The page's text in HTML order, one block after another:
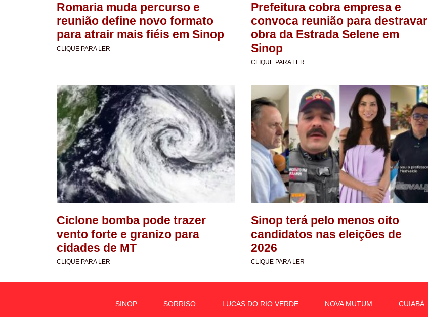
Romaria muda percurso e
reunião define novo formato
para atrair mais fiéis em Sinop
CLIQUE PARA LER
Prefeitura cobra empresa e
convoca reunião para destravar
obra da Estrada Selene em
Sinop
CLIQUE PARA LER
Ciclone bomba pode trazer
vento forte e granizo para
cidades de MT
CLIQUE PARA LER
Sinop terá pelo menos oito
candidatos nas eleições de
2026
CLIQUE PARA LER
SINOP SORRISO LUCAS DO RIO VERDE NOVA MUTUM CUIABÁ